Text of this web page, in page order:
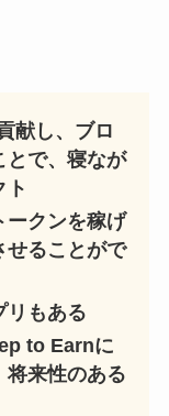
献し、ブロ
とで、寝なが
ト
ークンを稼げ
せることがで
リもある
to Earnに
将来性のある